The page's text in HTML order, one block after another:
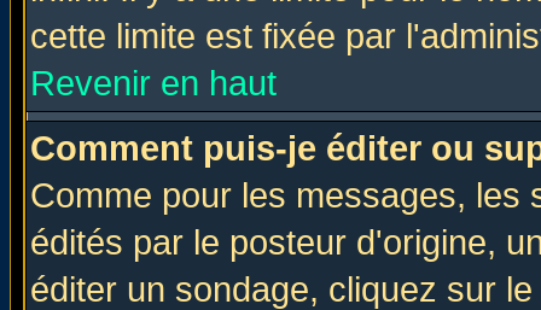
cette limite est fixée par
Revenir en haut
Comment puis-je éditer ou
Comme pour les messages, les
édités par le posteur d'origine,
éditer un sondage, cliquez sur